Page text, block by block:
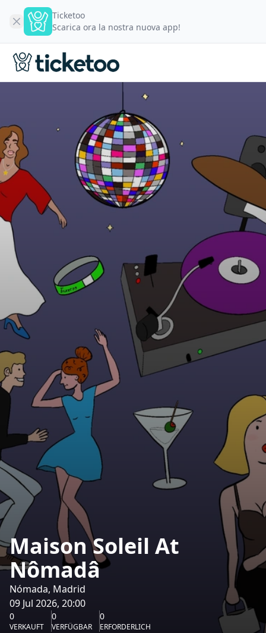
Ticketoo
Scarica ora la nostra nuova app!
Maison Soleil At
Nômadâ
Nómada, Madrid
09 Jul 2026, 20:00
0
VERKAUFT
0
VERFÜGBAR
0
ERFORDERLICH